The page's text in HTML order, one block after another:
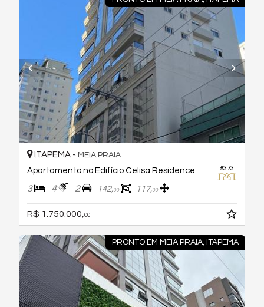
#373
ITAPEMA - MEIA PRAIA
Apartamento no Edifício Celisa Residence
3 4 2 142,00 117,00
R$ 1.750.000, 00
PRONTO EM MEIA PRAIA, ITAPEMA